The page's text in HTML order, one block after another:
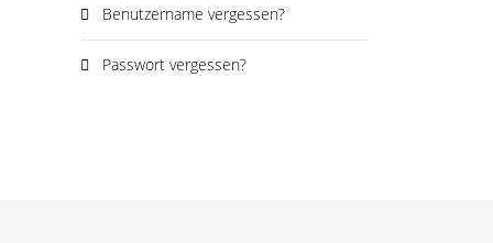
Benutzername vergessen?
Passwort vergessen?